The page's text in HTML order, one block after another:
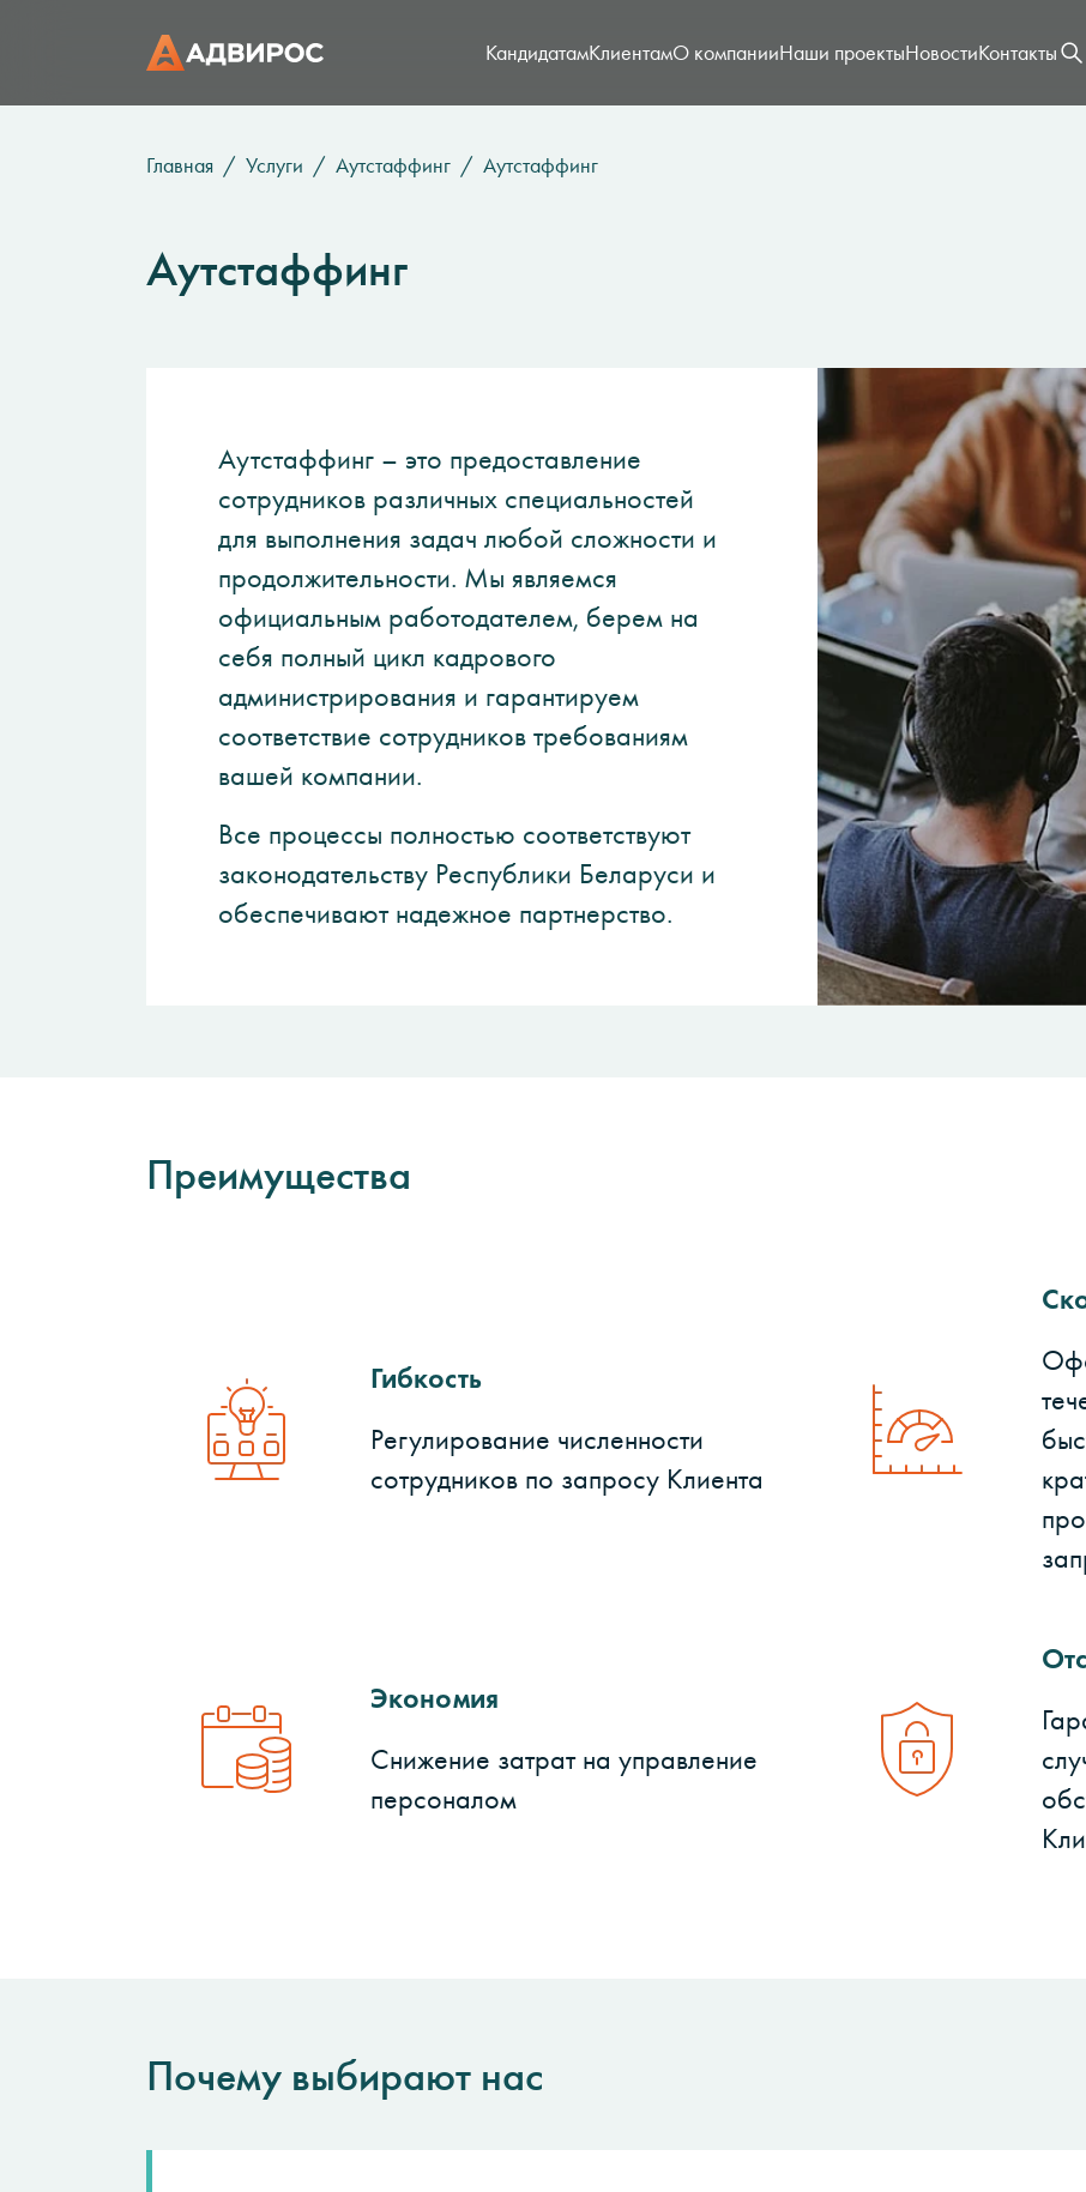
КандидатамКлиентамО компанииНаши проектыНовостиКонтакты
Главная Услуги Аутстаффинг Аутстаффинг
Аутстаффинг
Аутстаффинг – это предоставление
сотрудников различных специальностей
для выполнения задач любой сложности и
продолжительности. Мы являемся
официальным работодателем, берем на
себя полный цикл кадрового
администрирования и гарантируем
соответствие сотрудников требованиям
вашей компании.
Все процессы полностью соответствуют
законодательству Республики Беларуси и
обеспечивают надежное партнерство.
Преимущества
Гибкость
Регулирование численности
сотрудников по запросу Клиента
Экономия
Снижение затрат на управление
персоналом
Почему выбирают нас